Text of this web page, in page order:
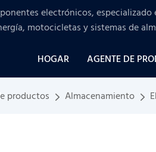
electrónicos,
motocicletas y sistemas de
HOGAR AGENTE DE
productos Almacenamiento